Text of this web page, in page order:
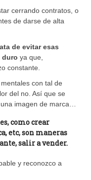
cerrando contratos, o
de darse de alta
de evitar esas
duro ya que,
constante.
con tal de
del no. Así que se
imagen de marca…
como crear
etc, son maneras
salir a vender.
y reconozco a